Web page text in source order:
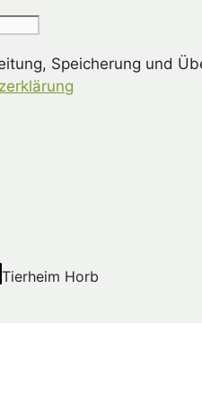
Speicherung und
Tierheim Horb